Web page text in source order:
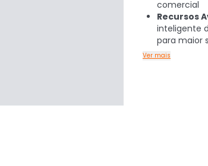
comercial
Recursos
inteligente
para maior
Ver mais